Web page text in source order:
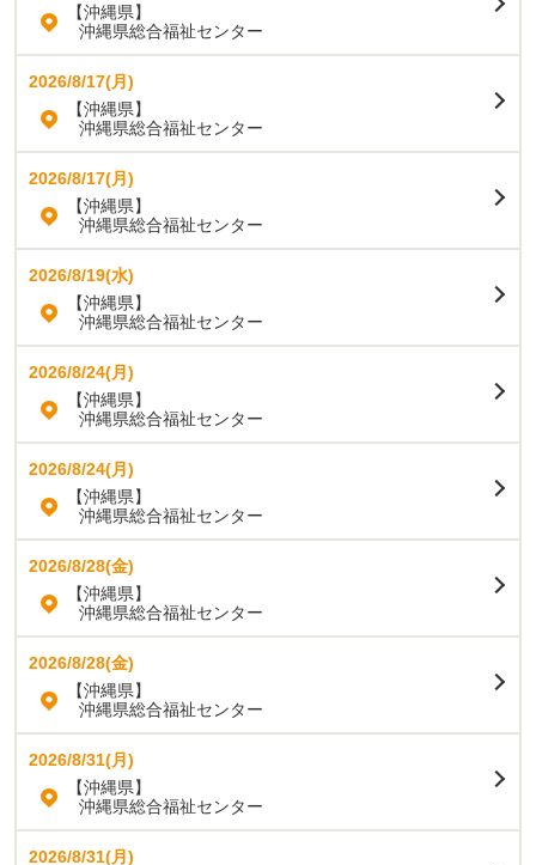
【沖縄県】
沖縄県総合福祉センター
2026/8/17(月)
【沖縄県】
沖縄県総合福祉センター
2026/8/17(月)
【沖縄県】
沖縄県総合福祉センター
2026/8/19(水)
【沖縄県】
沖縄県総合福祉センター
2026/8/24(月)
【沖縄県】
沖縄県総合福祉センター
2026/8/24(月)
【沖縄県】
沖縄県総合福祉センター
2026/8/28(金)
【沖縄県】
沖縄県総合福祉センター
2026/8/28(金)
【沖縄県】
沖縄県総合福祉センター
2026/8/31(月)
【沖縄県】
沖縄県総合福祉センター
2026/8/31(月)